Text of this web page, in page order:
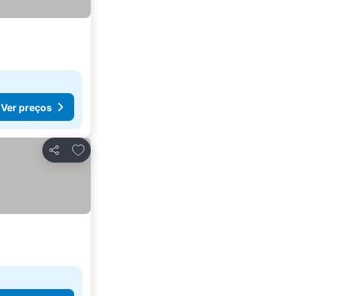
Ver preços
Partilhar
Adicionar aos favoritos